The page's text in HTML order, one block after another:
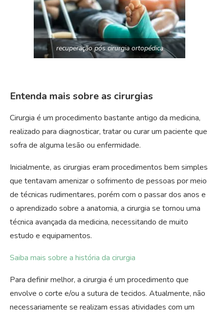
recuperação pós cirurgia ortopédica
Entenda mais sobre as cirurgias
Cirurgia é um procedimento bastante antigo da medicina,
realizado para diagnosticar, tratar ou curar um paciente que
sofra de alguma lesão ou enfermidade.
Inicialmente, as cirurgias eram procedimentos bem simples
que tentavam amenizar o sofrimento de pessoas por meio
de técnicas rudimentares, porém com o passar dos anos e
o aprendizado sobre a anatomia, a cirurgia se tornou uma
técnica avançada da medicina, necessitando de muito
estudo e equipamentos.
Saiba mais sobre a história da cirurgia
Para definir melhor, a cirurgia é um procedimento que
envolve o corte e/ou a sutura de tecidos. Atualmente, não
necessariamente se realizam essas atividades com um